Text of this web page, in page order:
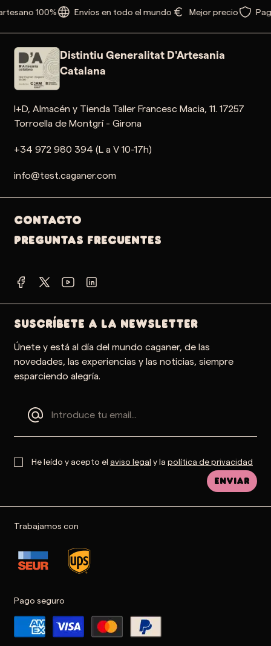
100% Envíos en todo el mundo Mejor precio
Distintiu Generalitat D'Artesania
Catalana
I+D, Almacén y Tienda Taller Francesc Macia, 11. 17257
Torroella de Montgrí - Girona
+34 972 980 394 (L a V 10-17h)
info@test.caganer.com
Contacto
PREGUNTAS FRECUENTES
SUSCRÍBETE A LA NEWSLETTER
Únete y está al día del mundo caganer, de las
novedades, las experiencias y las noticias, siempre
esparciendo alegría.
He leído y acepto el aviso legal y la política de privacidad
Enviar
Trabajamos con
Pago seguro